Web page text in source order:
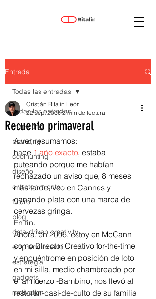
Entrada
Todas las entradas
marketing
branding
coolhunting
diseño
entretenimiento
futuro
blog
data-driven creativity
emprendimiento
estrategia
gadgets
motivation
Todas las entradas
Recuento primaveral
Cristián Ritalin León
22 sept 2006 2 min de lectura
A ver, resumamos:
hace 1 año exacto, estaba
puteando porque me habían
rechazado un aviso que, 8 meses
más tarde, veo en Cannes y
ganando plata con una marca de
cervezas gringa.
En fin.
Ahora, en 2006, estoy en McCann
como Director Creativo for-the-time
y encuéntrome en posición de loto
en mi silla, medio chambreado por
el almuerzo -Bambino, nos llevó al
restorán-casi-de-culto de su familia